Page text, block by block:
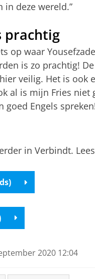
in deze wereld.”
prachtig
op waar
is zo prachtig!
veilig. Het is ook
al is mijn Fries niet
goed Engels
in Verbindt.
2020 12:04